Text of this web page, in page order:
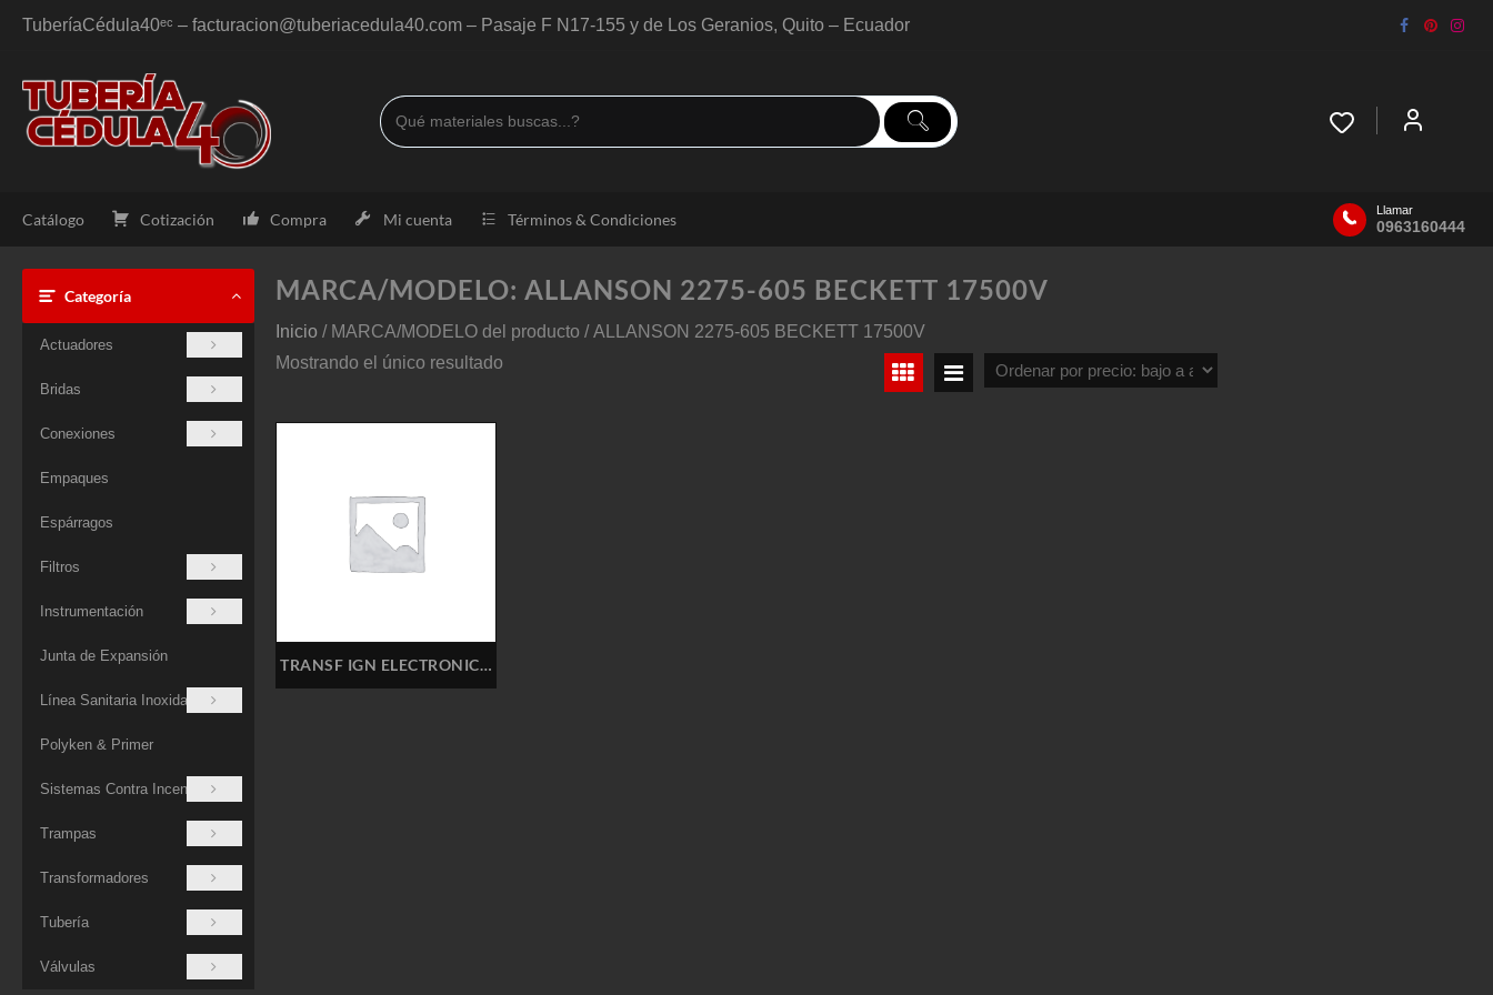
TuberíaCédula40ᵉᶜ – facturacion@tuberiacedula40.com – Pasaje F N17-155 y de Los Geranios, Quito – Ecuador
Catálogo Cotización Compra Mi cuenta Términos & Condiciones
Llamar
0963160444
Categoría
Actuadores
Bridas
Conexiones
Empaques
Espárragos
Filtros
Instrumentación
Junta de Expansión
Línea Sanitaria Inoxidable
Polyken & Primer
Sistemas Contra Incendios
Trampas
Transformadores
Tubería
Válvulas
MARCA/MODELO:ALLANSON 2275-605 BECKETT 17500V
Inicio / MARCA/MODELO del producto / ALLANSON 2275-605 BECKETT 17500V
Mostrando el único resultado
TRANSF IGN ELECTRONICO
ALLANSON 2275-605